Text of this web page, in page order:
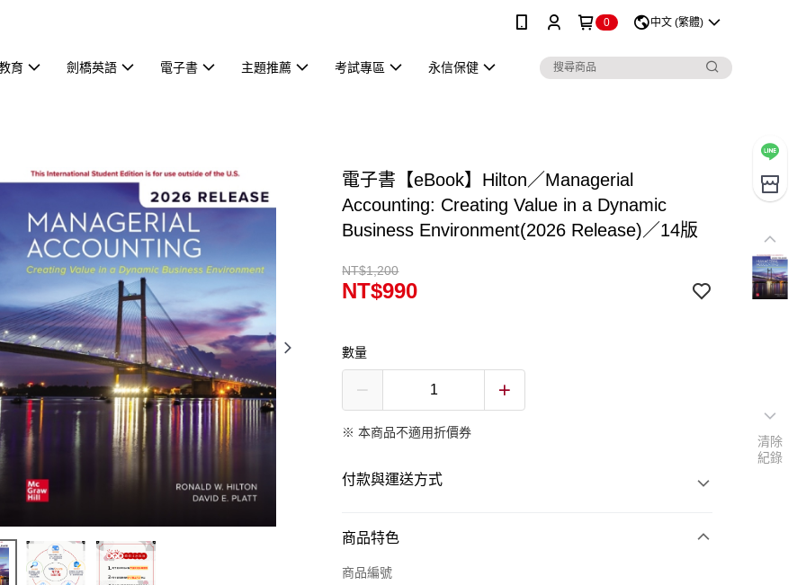
0 中文 (繁體)
育 劍橋英語 電子書 主題推薦 考試專區 永信保健
電子書【eBook】Hilton／Managerial
Accounting: Creating Value in a Dynamic
Business Environment(2026 Release)／14版
NT$1,200
NT$990
數量
※ 本商品不適用折價券
付款與運送方式
付款方式
信用卡一次付款
商品特色
商品編號
清除
紀錄